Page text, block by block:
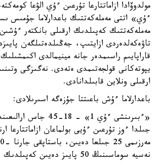
مولدوۆادا ازاماتتارعا تۇرعىن ءۇي الۋعا
ءۇي» اتتى مەملەكەتتىك باعدارلاما جۇمىس
مەملەكەتتىك كەپىلدىك ارقىلى بانكتەر
تاۋەكەلدەردى ازايتىپ، جەڭىلدەتىلگەن
قاراپايىم راسىمدەر جانە مينيمالدى اكىمشىلىك
يپوتەكانى قولجەتىمدى ەتەدى. نەگىزگى
ارقىلى ونلاين قابىلدانادى.
باعدارلاما ءۇش باعىتتا جۇزەگە اسىرىلادى:
«ءبىرىنشى ءۇي 1» -
جىلدا ءوز تۇرعىن ءۇيى بولماعان ازاماتتارعا
نەسيە سوماسىنىڭ 50 پايىز دەيىن كەپىلدىك بەرىلەدى.